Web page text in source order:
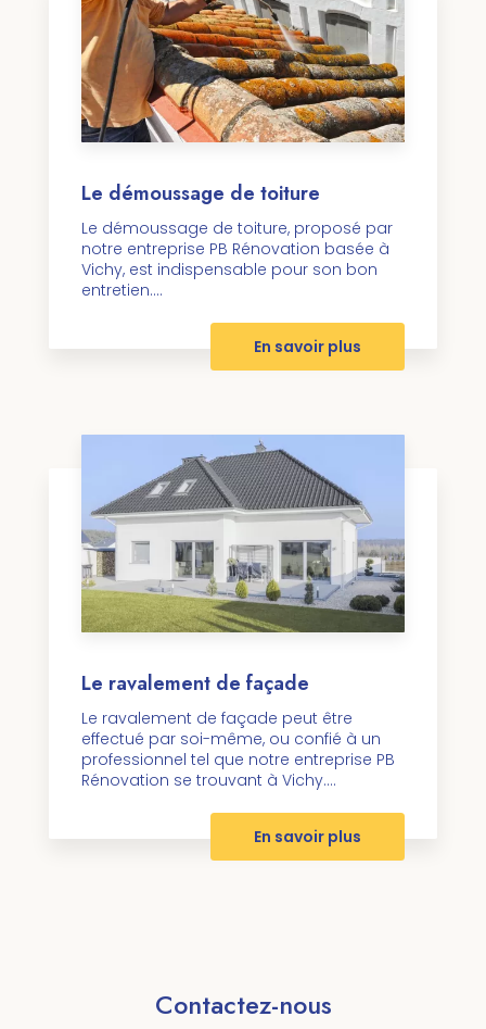
Le démoussage de toiture
Le démoussage de toiture, proposé par
notre entreprise PB Rénovation basée à
Vichy, est indispensable pour son bon
entretien....
En savoir plus
Le ravalement de façade
Le ravalement de façade peut être
effectué par soi-même, ou confié à un
professionnel tel que notre entreprise PB
Rénovation se trouvant à Vichy....
En savoir plus
Contactez-nous